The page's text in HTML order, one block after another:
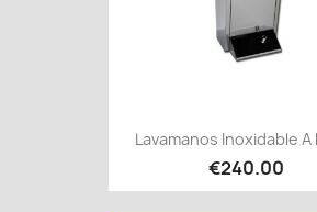
Lavamanos Inoxidable A
€240.00